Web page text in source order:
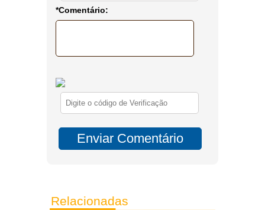
*Comentário:
Relacionadas